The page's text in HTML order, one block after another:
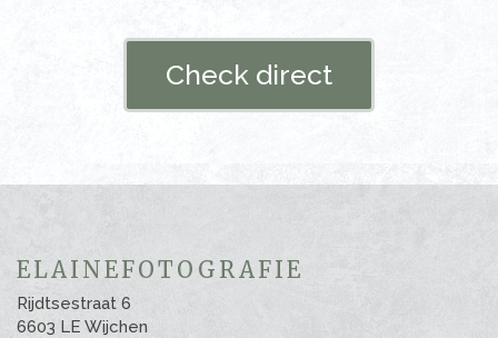
Check direct
ELAINEFOTOGRAFIE
Rijdtsestraat 6
6603 LE Wijchen